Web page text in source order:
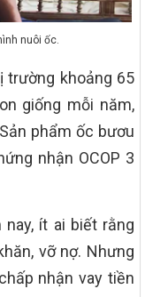
nuôi ốc.
trường khoảng 65
giống mỗi năm,
phẩm ốc bươu
nhận OCOP 3
ít ai biết rằng
vỡ nợ. Nhưng
nhận vay tiền